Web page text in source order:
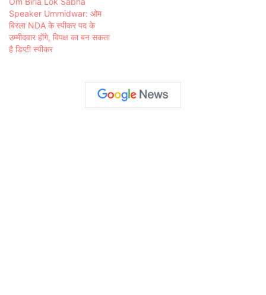
Speaker Ummidwar: ओम
बिरला NDA के स्पीकर पद के
उम्मीदवार होंगे, विपक्ष का बन सकता
है डिप्टी स्पीकर